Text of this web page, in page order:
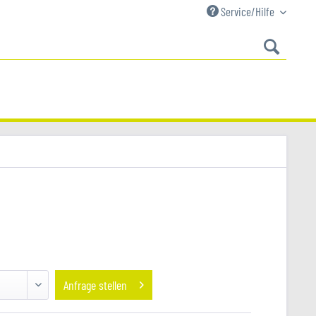
Service/Hilfe
Anfrage stellen